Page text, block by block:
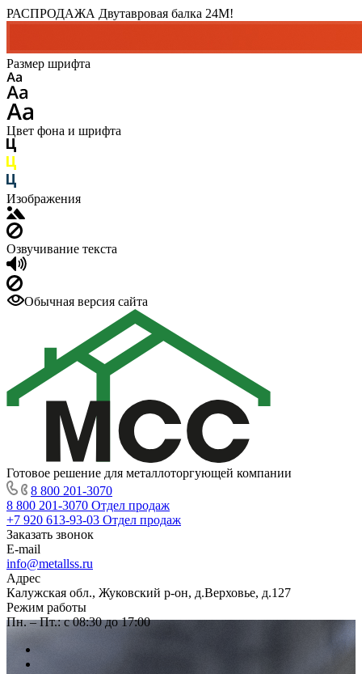
РАСПРОДАЖА Двутавровая балка 24M!
Размер шрифта
Цвет фона и шрифта
Изображения
Озвучивание текста
Обычная версия сайта
Готовое решение для металлоторгующей компании
8 800 201-3070
8 800 201-3070 Отдел продаж
+7 920 613-93-03 Отдел продаж
Заказать звонок
E-mail
info@metallss.ru
Адрес
Калужская обл., Жуковский р-он, д.Верховье, д.127
Режим работы
Пн. – Пт.: с 08:30 до 17:00